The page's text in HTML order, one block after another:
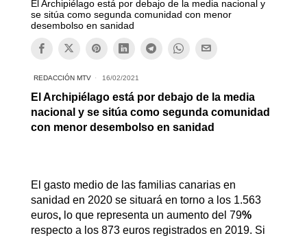
El Archipiélago está por debajo de la media nacional y
se sitúa como segunda comunidad con menor
desembolso en sanidad
REDACCIÓN MTV 16/02/2021
El Archipiélago está por debajo de la media
nacional y se sitúa como segunda comunidad
con menor desembolso en sanidad
El gasto medio de las familias canarias en
sanidad en 2020 se situará en torno a los 1.563
euros, lo que representa un aumento del 79%
respecto a los 873 euros registrados en 2019. Si